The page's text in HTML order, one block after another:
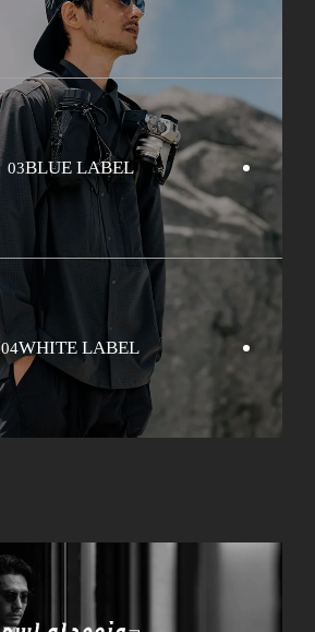
03BLUE LABEL
04WHITE LABEL